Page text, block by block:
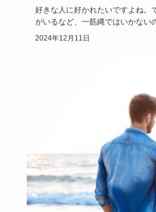
好きな人に好かれたいですよね。
がいるなど、一筋縄ではいかない
人に好かれたい…
2024年12月11日